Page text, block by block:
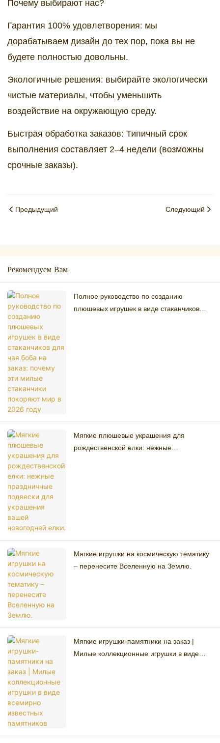
Почему выбирают нас?
Гарантия 100% удовлетворения: мы
дорабатываем дизайн до тех пор, пока вы не
будете полностью довольны.
Экологичные решения: выбирайте экологически
чистые материалы, чтобы уменьшить
воздействие на окружающую среду.
Быстрая обработка заказов: Типичный срок
выполнения составляет 2–4 недели (возможны
срочные заказы).
Предыдущий Следующий
Рекомендуем Вам
Полное руководство по созданию
плюшевых игрушек в виде стаканчиков
Мягкие плюшевые украшения для
рождественской елки: нежные
Мягкие игрушки на космическую тематику
– перенесите Вселенную на Землю.
Мягкие игрушки-памятники на заказ |
Милые коллекционные игрушки в виде